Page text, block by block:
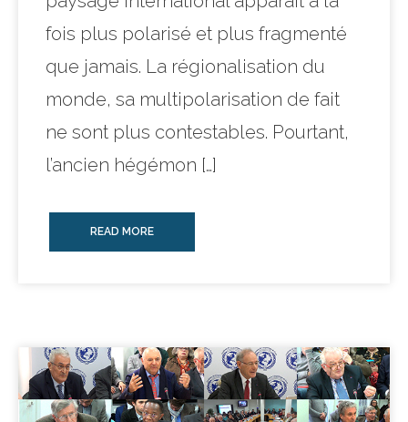
fois plus polarisé et plus fragmenté
que jamais. La régionalisation du
monde, sa multipolarisation de fait
ne sont plus contestables. Pourtant,
l’ancien hégémon […]
READ MORE